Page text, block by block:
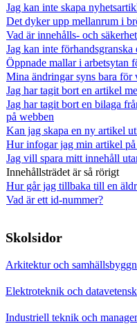
Jag kan inte skapa
Det dyker upp mellanrum i
Vad är innehålls- och
Jag kan inte
Öppnade mallar i arbetsytan
Mina ändringar syns bara för
Jag har tagit bort en artikel
Jag har tagit bort en bilaga
på webben
Kan jag skapa en ny artikel
Hur infogar jag min artikel på
Jag vill spara mitt innehåll
Innehållsträdet är så rörigt
Hur går jag tillbaka till en
Vad är ett id-nummer?
Skolsidor
Arkitektur och
Elektroteknik och
Industriell teknik och